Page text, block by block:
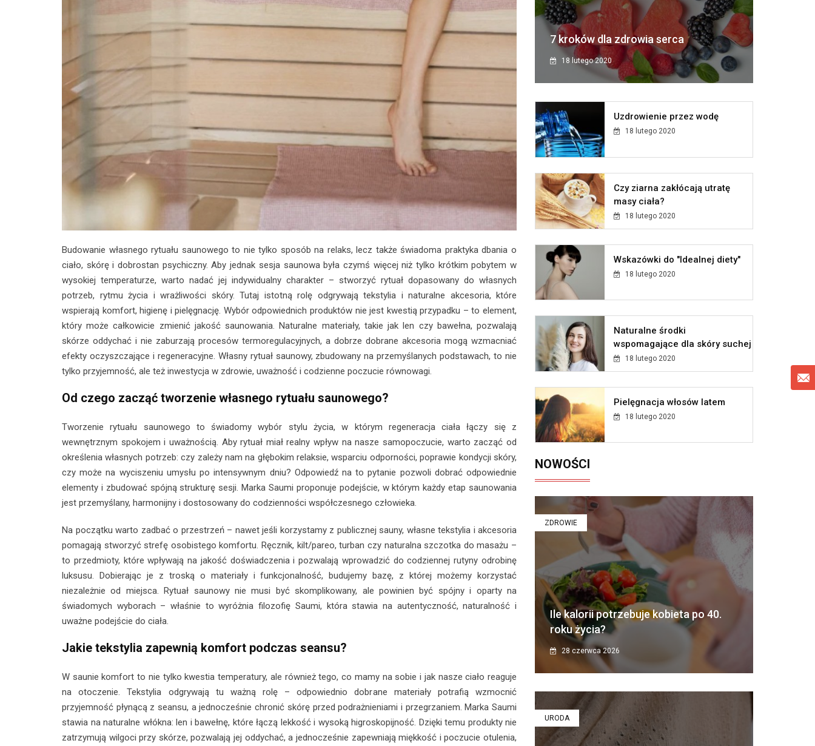
​Budowanie własnego rytuału saunowego to nie tylko sposób na relaks, lecz także świadoma praktyka dbania o
ciało, skórę i dobrostan psychiczny. Aby jednak sesja saunowa była czymś więcej niż tylko krótkim pobytem w
wysokiej temperaturze, warto nadać jej indywidualny charakter – stworzyć rytuał dopasowany do własnych
potrzeb, rytmu życia i wrażliwości skóry. Tutaj istotną rolę odgrywają tekstylia i naturalne akcesoria, które
wspierają komfort, higienę i pielęgnację. Wybór odpowiednich produktów nie jest kwestią przypadku – to element,
który może całkowicie zmienić jakość saunowania. Naturalne materiały, takie jak len czy bawełna, pozwalają
skórze oddychać i nie zaburzają procesów termoregulacyjnych, a dobrze dobrane akcesoria mogą wzmacniać
efekty oczyszczające i regeneracyjne. Własny rytuał saunowy, zbudowany na przemyślanych podstawach, to nie
tylko przyjemność, ale też inwestycja w zdrowie, uważność i codzienne poczucie równowagi.
Od czego zacząć tworzenie własnego rytuału saunowego?
Tworzenie rytuału saunowego to świadomy wybór stylu życia, w którym regeneracja ciała łączy się z
wewnętrznym spokojem i uważnością. Aby rytuał miał realny wpływ na nasze samopoczucie, warto zacząć od
określenia własnych potrzeb: czy zależy nam na głębokim relaksie, wsparciu odporności, poprawie kondycji skóry,
czy może na wyciszeniu umysłu po intensywnym dniu? Odpowiedź na to pytanie pozwoli dobrać odpowiednie
elementy i zbudować spójną strukturę sesji. Marka Saumi proponuje podejście, w którym każdy etap saunowania
jest przemyślany, harmonijny i dostosowany do codzienności współczesnego człowieka.
Na początku warto zadbać o przestrzeń – nawet jeśli korzystamy z publicznej sauny, własne tekstylia i akcesoria
pomagają stworzyć strefę osobistego komfortu. Ręcznik, kilt/pareo, turban czy naturalna szczotka do masażu –
to przedmioty, które wpływają na jakość doświadczenia i pozwalają wprowadzić do codziennej rutyny odrobinę
luksusu. Dobierając je z troską o materiały i funkcjonalność, budujemy bazę, z której możemy korzystać
niezależnie od miejsca. Rytuał saunowy nie musi być skomplikowany, ale powinien być spójny i oparty na
świadomych wyborach – właśnie to wyróżnia filozofię Saumi, która stawia na autentyczność, naturalność i
uważne podejście do ciała.
Jakie tekstylia zapewnią komfort podczas seansu?
W saunie komfort to nie tylko kwestia temperatury, ale również tego, co mamy na sobie i jak nasze ciało reaguje
na otoczenie. Tekstylia odgrywają tu ważną rolę – odpowiednio dobrane materiały potrafią wzmocnić
przyjemność płynącą z seansu, a jednocześnie chronić skórę przed podrażnieniami i przegrzaniem. Marka Saumi
stawia na naturalne włókna: len i bawełnę, które łączą lekkość i wysoką higroskopijność. Dzięki temu produkty nie
zatrzymują wilgoci przy skórze, pozwalają jej oddychać, a jednocześnie zapewniają miękkość i poczucie otulenia,
7 kroków dla zdrowia serca
18 lutego 2020
Uzdrowienie przez wodę
18 lutego 2020
Czy ziarna zakłócają utratę
masy ciała?
18 lutego 2020
Wskazówki do "Idealnej diety"
18 lutego 2020
Naturalne środki
wspomagające dla skóry suchej
18 lutego 2020
Pielęgnacja włosów latem
18 lutego 2020
NOWOŚCI
ZDROWIE
Ile kalorii potrzebuje kobieta po 40.
roku życia?
28 czerwca 2026
URODA